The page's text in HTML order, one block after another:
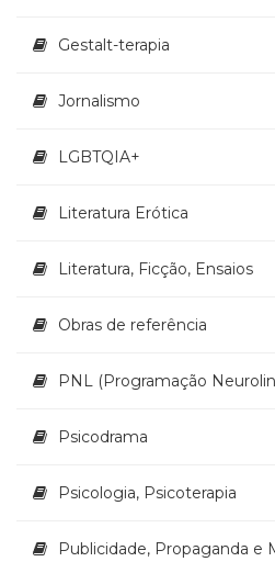
Gestalt-terapia
Jornalismo
LGBTQIA+
Literatura Erótica
Literatura, Ficção, Ensaios
Obras de referência
PNL (Programação
Psicodrama
Psicologia, Psicoterapia
Publicidade, Propaganda e